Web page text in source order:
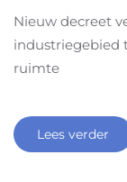
Nieuw decreet
industriegebied
ruimte
Lees verder